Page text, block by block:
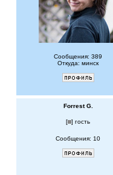
Сообщения: 389
Откуда: минск
Forrest G.
[ ] гость
Сообщения: 10